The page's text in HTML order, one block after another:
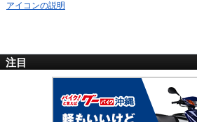
アイコンの説明
注目